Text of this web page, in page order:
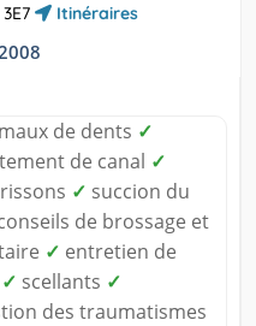
Itinéraires
maux de dents ✓
de canal ✓
✓ succion du
de brossage et
✓ entretien de
✓ scellants ✓
des traumatismes